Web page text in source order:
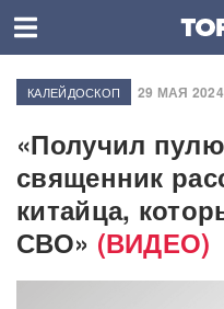
КАЛЕЙДОСКОП 29 МАЯ
«Получил
священник
китайца,
СВО» (ВИДЕО)